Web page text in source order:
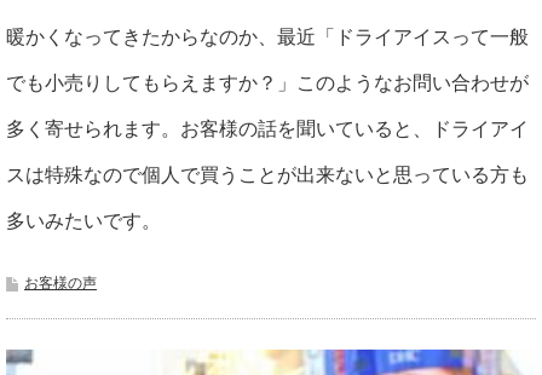
暖かくなってきたからなのか、最近「ドライアイスって一般
でも小売りしてもらえますか？」このようなお問い合わせが
多く寄せられます。お客様の話を聞いていると、ドライアイ
スは特殊なので個人で買うことが出来ないと思っている方も
多いみたいです。
お客様の声